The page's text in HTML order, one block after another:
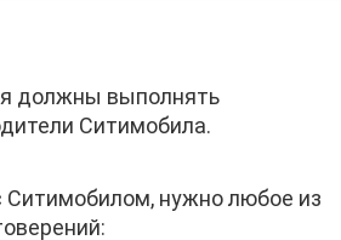
должны выполнять
Ситимобила.
Ситимобилом, нужно любое из